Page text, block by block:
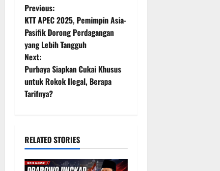
P
o
s
t
n
v
i
Previous:
KTT APEC 2025, Pemimpin Asia-
Pasifik Dorong Perdagangan
yang Lebih Tangguh
Next:
Purbaya Siapkan Cukai Khusus
untuk Rokok Ilegal, Berapa
Tarifnya?
RELATED STORIES